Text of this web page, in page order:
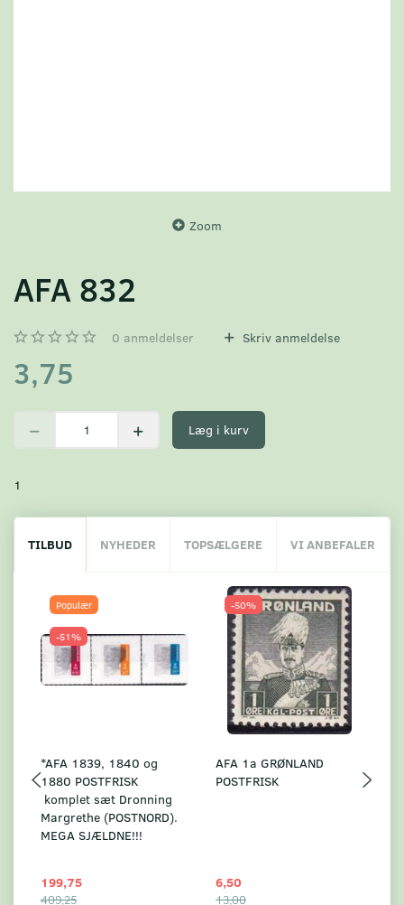
Zoom
AFA 832
0 anmeldelser Skriv anmeldelse
3,75
Læg i kurv
1
TILBUD NYHEDER TOPSÆLGERE VI ANBEFALER
Populær
-51%
*AFA 1839, 1840 og
1880 POSTFRISK
komplet sæt Dronning
Margrethe (POSTNORD).
MEGA SJÆLDNE!!!
199,75
409,25
-50%
AFA 1a GRØNLAND
POSTFRISK
6,50
13,00